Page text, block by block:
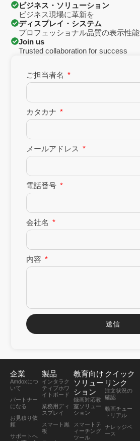
ビジネス・ソリューション
ビジネス現場に革新を
ディスプレイ・システム
プロフェッショナル品質の表示性能
Join us
Trusted collaboration for success
ご担当者名
カタカナ
メールアドレス
電話番号
会社名
内容
送信
企業
Amdoxにつ
いて
パートナー
になる
お見積り依
頼
サポートへ
製品
インタラク
ティブホワ
イトボード
業務用ディ
スプレイ
スマート黒
板
教育向け
ソリュー
ション
録画対応教
室ソリュー
ション
スマートテ
ィーチング
ツール
クイック
リンク
注文状況の
確認
動画チュー
トリアル
ナレッジベ
ース